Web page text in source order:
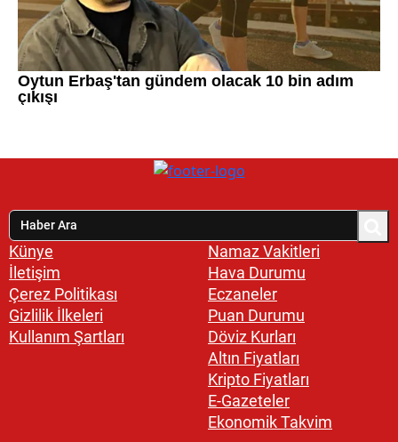
Künye
İletişim
Çerez Politikası
Gizlilik İlkeleri
Kullanım Şartları
Namaz Vakitleri
Hava Durumu
Eczaneler
Puan Durumu
Döviz Kurları
Altın Fiyatları
Kripto Fiyatları
E-Gazeteler
Ekonomik Takvim